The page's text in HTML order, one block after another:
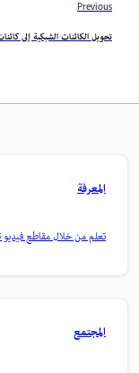
Previous
تحويل الكائنات الشبكية إلى
المعرفة
تعلم من خلال مقاطع فيديو
المجتمع